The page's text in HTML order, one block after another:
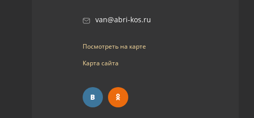
van@abri-kos.ru
Посмотреть на карте
Карта сайта